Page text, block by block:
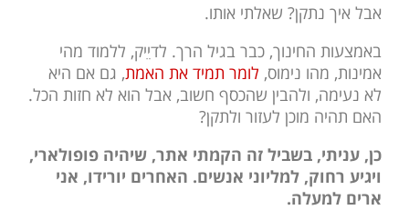
אבל איך נתקן? שאלתי אותו.
באמצעות החינוך, כבר בגיל הרך. לדיֵיק, ללמוד מהי
אמינות, מהו נימוס, לומר תמיד את האמת, גם אם היא
לא נעימה, ולהבין שהכסף חשוב, אבל הוא לא חזות הכל.
האם תהיה מוכן לעזור ולתקן?
כן, עניתי, בשביל זה הקמתי אתר, שיהיה פופולארי,
ויגיע רחוק, למליוני אנשים. האחרים יורידו, אני
ארים למעלה.